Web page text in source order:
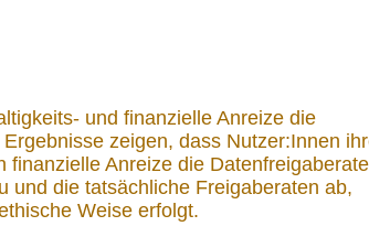
und finanzielle Anreize die
zeigen, dass Nutzer:Innen
Anreize die
und die tatsächliche Freigaberaten ab,
Weise erfolgt.